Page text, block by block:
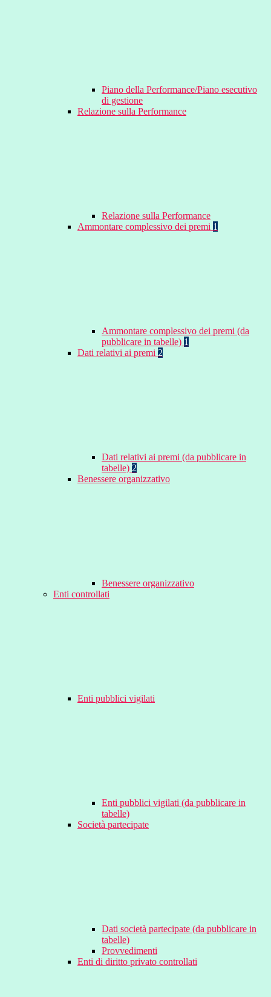
Piano della Performance/Piano esecutivo
di gestione
Relazione sulla Performance
Relazione sulla Performance
Ammontare complessivo dei premi 1
Ammontare complessivo dei premi (da
pubblicare in tabelle) 1
Dati relativi ai premi 2
Dati relativi ai premi (da pubblicare in
tabelle) 2
Benessere organizzativo
Benessere organizzativo
Enti controllati
Enti pubblici vigilati
Enti pubblici vigilati (da pubblicare in
tabelle)
Società partecipate
Dati società partecipate (da pubblicare in
tabelle)
Provvedimenti
Enti di diritto privato controllati